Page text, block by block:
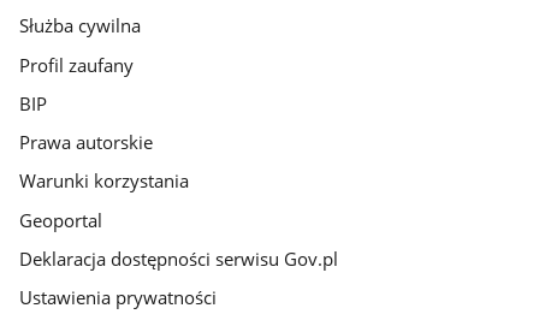
Służba cywilna
Profil zaufany
BIP
Prawa autorskie
Warunki korzystania
Geoportal
Deklaracja dostępności serwisu Gov.pl
Ustawienia prywatności